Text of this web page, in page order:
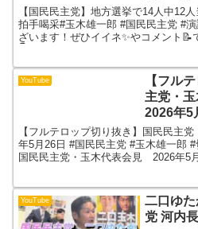
党 #演説
【国民民主党】地方選挙で14人中12
拍手喝采#玉木雄一郎 #国民民主党 #
ざいます！ぜひイイネ✨やコメント
YouTube
【フル
主党・
2026年5
木雄一
【フルテロップ切り抜き】国民民主
年5月26日 #国民民主党 #玉木雄一郎
国民民主党・玉木代表会見 2026年5
YouTube
二口ゆ
党 河内